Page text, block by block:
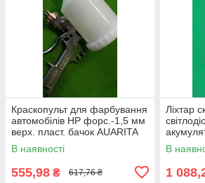
Краскопульт для фарбування
автомобілів HP форс.-1,5 мм
верх. пласт. бачок AUARITA
S-990P-1.8
В наявності
555,98 ₴ 617,76 ₴
Ліхтар
В
1